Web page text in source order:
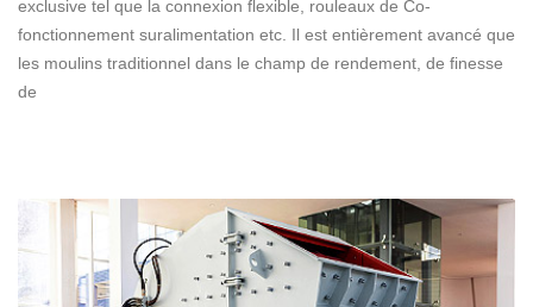
exclusive tel que la connexion flexible, rouleaux de Co-
fonctionnement suralimentation etc. Il est entièrement avancé que
les moulins traditionnel dans le champ de rendement, de finesse
de